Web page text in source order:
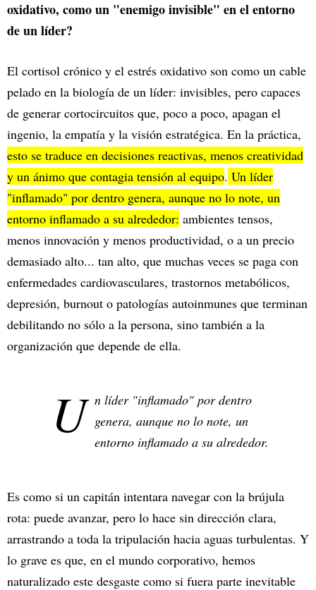
oxidativo, como un "enemigo invisible" en el entorno
de un líder?
El cortisol crónico y el estrés oxidativo son como un cable
pelado en la biología de un líder: invisibles, pero capaces
de generar cortocircuitos que, poco a poco, apagan el
ingenio, la empatía y la visión estratégica. En la práctica,
esto se traduce en decisiones reactivas, menos creatividad
y un ánimo que contagia tensión al equipo. Un líder
"inflamado" por dentro genera, aunque no lo note, un
entorno inflamado a su alrededor: ambientes tensos,
menos innovación y menos productividad, o a un precio
demasiado alto... tan alto, que muchas veces se paga con
enfermedades cardiovasculares, trastornos metabólicos,
depresión, burnout o patologías autoinmunes que terminan
debilitando no sólo a la persona, sino también a la
organización que depende de ella.
U n líder "inflamado" por dentro
genera, aunque no lo note, un
entorno inflamado a su alrededor.
Es como si un capitán intentara navegar con la brújula
rota: puede avanzar, pero lo hace sin dirección clara,
arrastrando a toda la tripulación hacia aguas turbulentas. Y
lo grave es que, en el mundo corporativo, hemos
naturalizado este desgaste como si fuera parte inevitable